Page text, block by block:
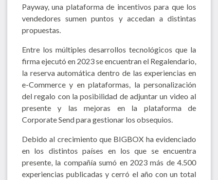
Payway, una plataforma de incentivos para que los
vendedores sumen puntos y accedan a distintas
propuestas.
Entre los múltiples desarrollos tecnológicos que la
firma ejecutó en 2023 se encuentran el Regalendario,
la reserva automática dentro de las experiencias en
e-Commerce y en plataformas, la personalización
del regalo con la posibilidad de adjuntar un video al
presente y las mejoras en la plataforma de
Corporate Send para gestionar los obsequios.
Debido al crecimiento que BIGBOX ha evidenciado
en los distintos países en los que se encuentra
presente, la compañía sumó en 2023 más de 4.500
experiencias publicadas y cerró el año con un total